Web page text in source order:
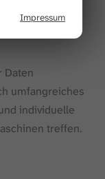
Impressum
oder
Installation
Daten
umfangreiches
individuelle
treffen.